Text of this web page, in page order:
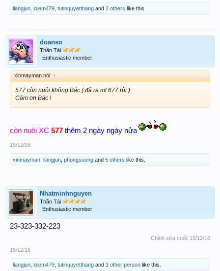
liangjun lolem479 tutinquyetthang and 2 others like this.
doanso
Thần Tài
Enthusiastic member
xinmayman nói: ↑
577 còn nuôi không Bác ( đã ra mt 677 rùi )
Cám ơn Bác !
còn nuôi XC 577 thêm 2 ngày ngày nửa
15/12/16
xinmayman liangjun phongsuong and 5 others like this.
Nhatminhnguyen
Thần Tài
Enthusiastic member
23-323-332-223
Chỉnh sửa cuối: 15/12/16
15/12/16
liangjun lolem479 tutinquyetthang and 1 other person like this.